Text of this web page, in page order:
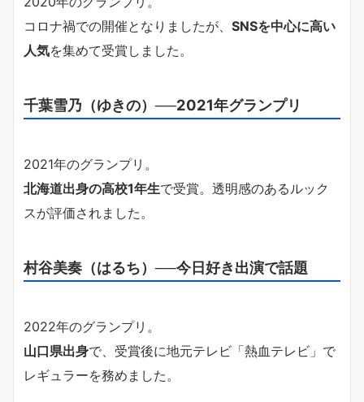
コロナ禍での開催となりましたが、 SNSを中心に高い
人気を集めて受賞しました。
千葉雪乃（ゆきの）──2021年グランプリ
2021年のグランプリ。
北海道出身の高校1年生で受賞。透明感のあるルック
スが評価されました。
村谷美奏（はるち）──今日好き出演で話題
2022年のグランプリ。
山口県出身で、受賞後に地元テレビ「熱血テレビ」で
レギュラーを務めました。